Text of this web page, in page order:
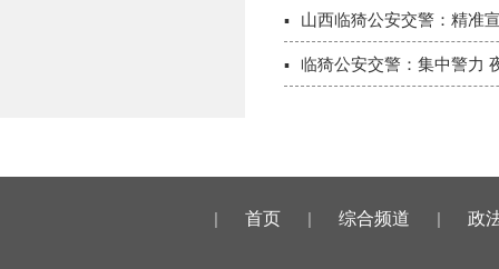
山西临猗公安交警：精准
临猗公安交警：集中警力
| 首页 | 综合频道 | 政